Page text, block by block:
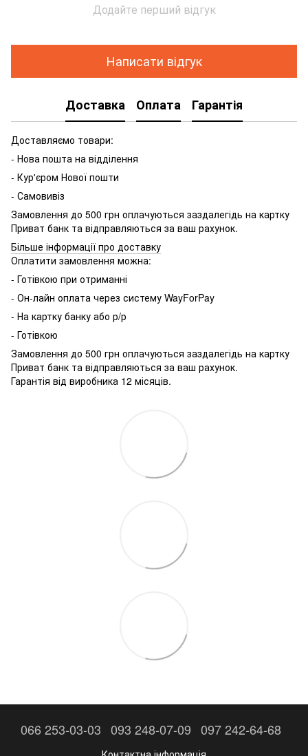
Додайте перший відгук
Написати відгук
Доставка Оплата Гарантія
Доставляємо товари:
- Нова пошта на відділення
- Кур'єром Нової пошти
- Самовивіз
Замовлення до 500 грн оплачуються заздалегідь на картку
Приват банк та відправляються за ваш рахунок.
Більше інформації про доставку
Оплатити замовлення можна:
- Готівкою при отриманні
- Он-лайн оплата через систему WayForPay
- На картку банку або р/р
- Готівкою
Замовлення до 500 грн оплачуються заздалегідь на картку
Приват банк та відправляються за ваш рахунок.
Гарантія від виробника 12 місяців.
066 253-03-03 093 248-07-09 097 242-64-68